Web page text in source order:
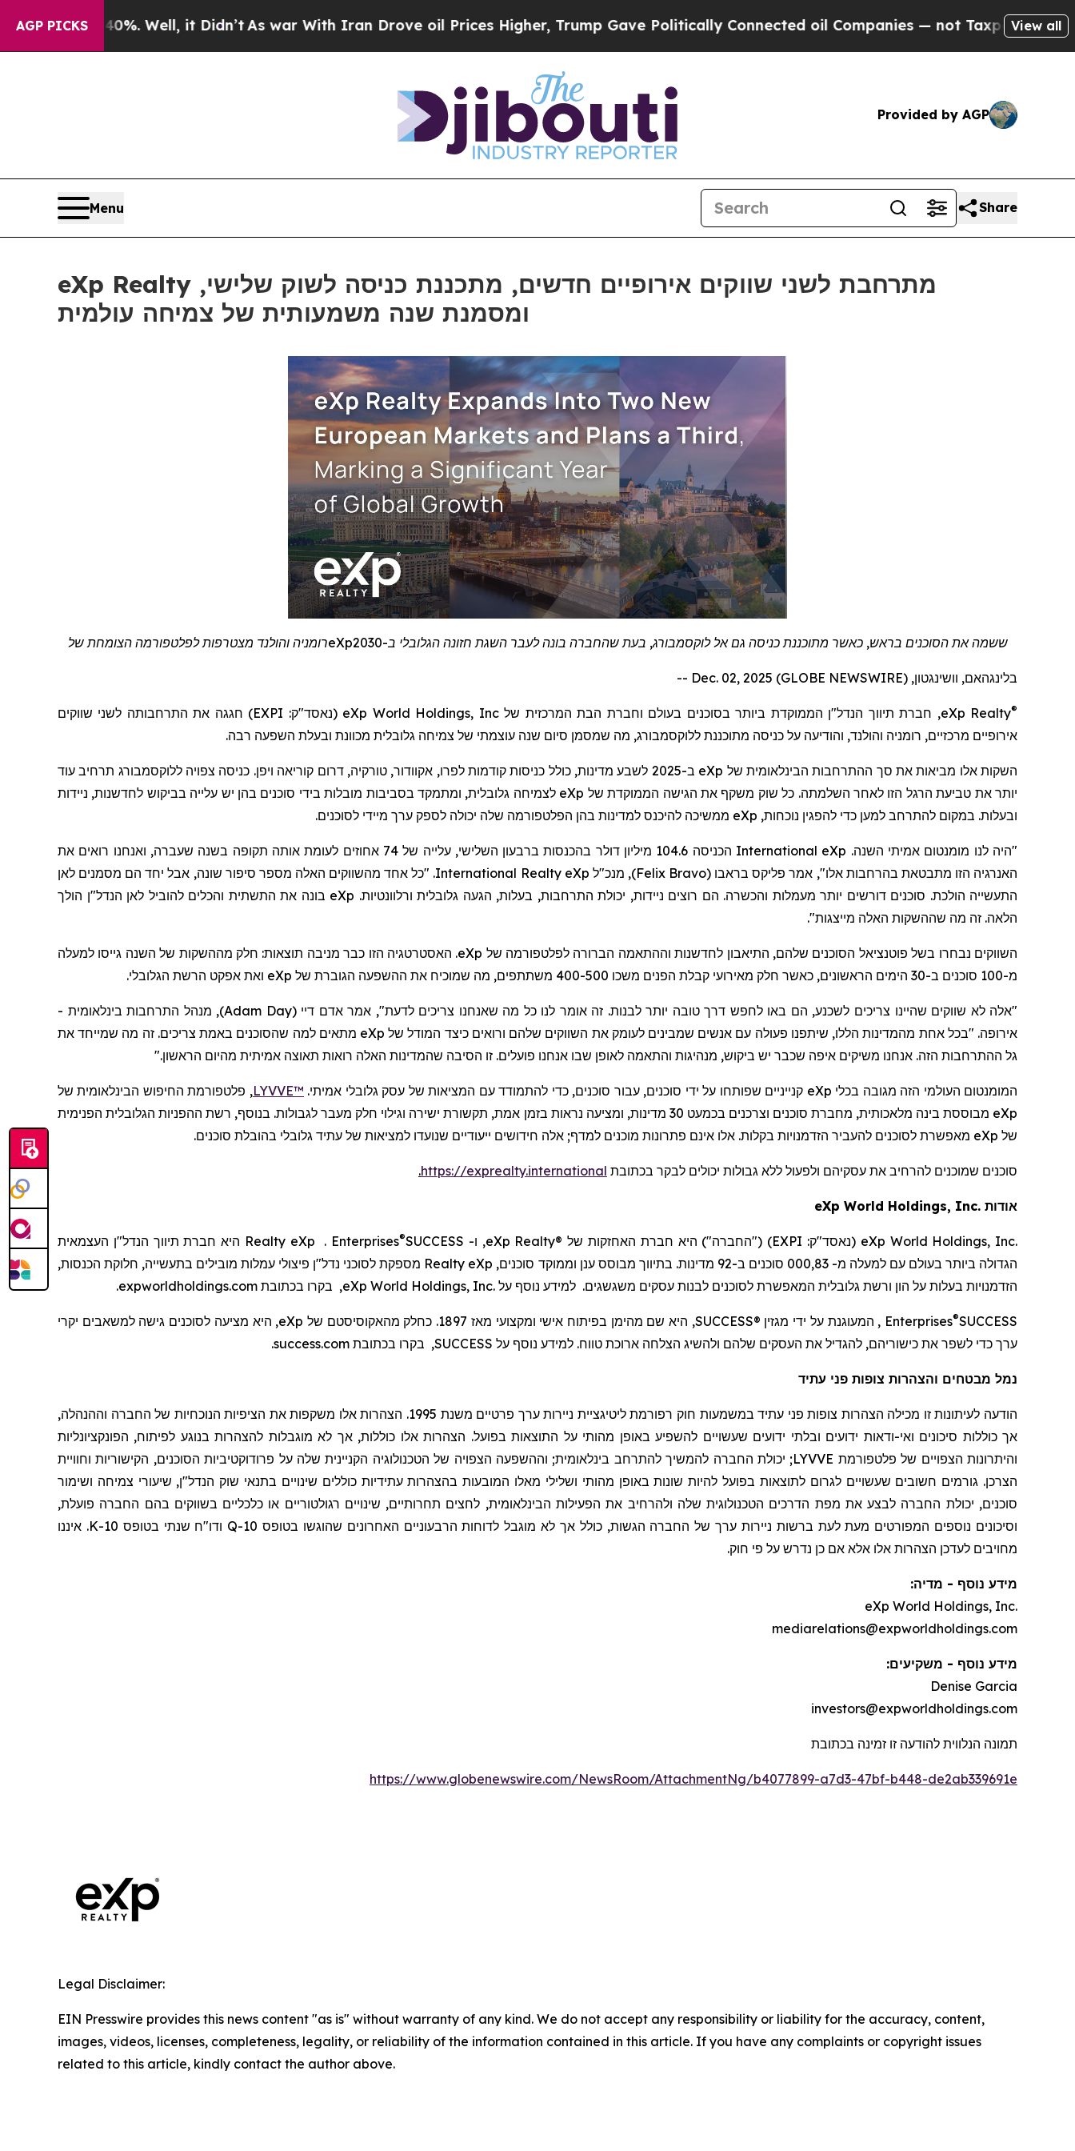
AGP PICKS
40%. Well, it Didn’tAs war With Iran Drove oil Prices Higher, Trump Gave Politically Connected oil Companies — not Taxpayers — the Chance
View all
Provided by AGP
Menu Share
eXp Realty מתרחבת לשני שווקים אירופיים חדשים, מתכננת כניסה לשוק שלישי,
ומסמנת שנה משמעותית של צמיחה עולמית
רומניה והולנד מצטרפות לפלטפורמה הצומחת שלeXp ששמה את הסוכנים בראש, כאשר מתוכננת כניסה גם אל לוקסמבורג, בעת שהחברה בונה לעבר השגת חזונה הגלובלי ב-2030
בלינגהאם, וושינגטון, Dec. 02, 2025 (GLOBE NEWSWIRE) --
®
eXp Realty, חברת תיווך הנדל"ן הממוקדת ביותר בסוכנים בעולם וחברת הבת המרכזית שלeXp World Holdings, Inc (נאסד"ק: EXPI
) חגגה את התרחבותה לשני שווקים
אירופיים מרכזיים, רומניה והולנד, והודיעה על כניסה מתוכננת ללוקסמבורג, מה שמסמן סיום שנה עוצמתי של צמיחה גלובלית מכוונת ובעלת השפעה רבה.
השקות אלו מביאות את סך ההתרחבות הבינלאומית של eXp
ב-2025 לשבע מדינות, כולל כניסות קודמות לפרו, אקוודור, טורקיה, דרום קוריאה ויפן. כניסה צפויה ללוקסמבורג תרחיב עוד
יותר את טביעת הרגל הזו לאחר השלמתה. כל שוק משקף את הגישה הממוקדת של eXp לצמיחה גלובלית, ומתמקד בסביבות מובלות בידי סוכנים בהן יש עלייה בביקוש לחדשנות, ניידות
ובעלות. במקום להתרחב למען כדי להפגין נוכחות, eXp ממשיכה להיכנס למדינות בהן הפלטפורמה שלה יכולה לספק ערך מיידי לסוכנים.
"היה לנו מומנטום אמיתי השנה. eXp
International
הכניסה 104.6 מיליון דולר בהכנסות ברבעון השלישי, עלייה של 74 אחוזים לעומת אותה תקופה בשנה שעברה, ואנחנו רואים את
האנרגיה הזו מתבטאת בהרחבות אלו", אמר פליקס בראבו (
Felix Bravo
), מנכ"ל eXp
Realty
International. "כל אחד מהשווקים האלה מספר סיפור שונה, אבל יחד הם מסמנים לאן
התעשייה הולכת. סוכנים דורשים יותר מעמלות והכשרה. הם רוצים ניידות, יכולת התרחבות, בעלות, הגעה גלובלית ורלוונטיות. eXp בונה את התשתית והכלים להוביל לאן הנדל"ן הולך
הלאה. זה מה שההשקות האלה מייצגות".
השווקים נבחרו בשל פוטנציאל הסוכנים שלהם, התיאבון לחדשנות וההתאמה הברורה לפלטפורמה של eXp. האסטרטגיה הזו כבר מניבה תוצאות: חלק מההשקות של השנה גייסו למעלה
מ-100
סוכנים ב-30 הימים הראשונים, כאשר חלק מאירועי קבלת הפנים משכו 400-500 משתתפים, מה שמוכיח את ההשפעה הגוברת של eXp ואת אפקט הרשת הגלובלי.
"אלה לא שווקים שהיינו צריכים לשכנע, הם באו לחפש דרך טובה יותר לבנות. זה אומר לנו כל מה שאנחנו צריכים לדעת", אמר אדם דיי (
Adam Day
)
, מנהל התרחבות בינלאומית -
אירופה. "בכל אחת מהמדינות הללו, שיתפנו פעולה עם אנשים שמבינים לעומק את השווקים שלהם ורואים כיצד המודל של eXp מתאים למה שהסוכנים באמת צריכים. זה מה שמייחד את
גל ההתרחבות הזה. אנחנו משיקים איפה שכבר יש ביקוש, מנהיגות והתאמה לאופן שבו אנחנו פועלים. זו הסיבה שהמדינות האלה רואות תאוצה אמיתית מהיום הראשון."
המומנטום העולמי הזה מגובה בכלי eXp קנייניים שפותחו על ידי סוכנים, עבור סוכנים, כדי להתמודד עם המציאות של עסק גלובלי אמיתי. LYVVE™, פלטפורמת החיפוש הבינלאומית של
eXp
מבוססת בינה מלאכותית, מחברת סוכנים וצרכנים בכמעט 30 מדינות, ומציעה נראות בזמן אמת, תקשורת ישירה וגילוי חלק מעבר לגבולות. בנוסף, רשת ההפניות הגלובלית הפנימית
של eXp מאפשרת לסוכנים להעביר הזדמנויות בקלות. אלו אינם פתרונות מוכנים למדף; אלה חידושים ייעודיים שנועדו למציאות של עתיד גלובלי בהובלת סוכנים.
סוכנים שמוכנים להרחיב את עסקיהם ולפעול ללא גבולות יכולים לבקר בכתובת https://exprealty.international
.
אודות eXp World Holdings, Inc.
eXp World Holdings, Inc. (נאסד"ק: EXPI) ("החברה") היא חברת האחזקות של eXp Realty®, ו- SUCCESS
®
Enterprises
.
eXp
Realty היא חברת תיווך הנדל"ן העצמאית
הגדולה ביותר בעולם עםלמעלה מ- 83,000 סוכנים ב- 29 מדינות . בתיווך מבוסס ענן וממוקד סוכנים, eXp
Realty מספקת לסוכני נדל"ן פיצולי עמלות מובילים בתעשייה, חלוקת הכנסות,
הזדמנויות בעלות על הון ורשת גלובלית המאפשרת לסוכנים לבנות עסקים משגשגים. למידע נוסף על eXp World Holdings, Inc., בקרו בכתובת expworldholdings.com
.
SUCCESS
®
Enterprises , המעוגנת על ידי מגזין SUCCESS®, היא שם מהימן בפיתוח אישי ומקצועי מאז 1897. כחלק מהאקוסיסטם של eXp, היא מציעה לסוכנים גישה למשאבים יקרי
ערך כדי לשפר את כישוריהם, להגדיל את העסקים שלהם ולהשיג הצלחה ארוכת טווח. למידע נוסף על SUCCESS, בקרו בכתובת success.com
.
נמל מבטחים והצהרות צופות פני עתיד
הודעה לעיתונות זו מכילה הצהרות צופות פני עתיד במשמעות חוק רפורמתליטיגציית
ניירות ערך פרטיים משנת 1995. הצהרות אלו משקפות את הציפיות הנוכחיות של החברה וההנהלה,
אך כוללות סיכונים ואי-ודאות ידועים ובלתי ידועים שעשויים להשפיע באופן מהותי על התוצאות בפועל. הצהרות אלו כוללות, אך לא מוגבלות להצהרות בנוגע לפיתוח, הפונקציונליות
והיתרונות הצפויים של פלטפורמת LYVVE; יכולת החברה להמשיך להתרחב בינלאומית; וההשפעה הצפויה של הטכנולוגיה הקניינית שלה על פרודוקטיביות הסוכנים, הקישוריות וחוויית
הצרכן. גורמים חשובים שעשויים לגרום לתוצאות בפועל להיות שונות באופן מהותי ושלילי מאלו המובעות בהצהרות עתידיות כוללים שינויים בתנאי שוק הנדל"ן, שיעורי צמיחה ושימור
סוכנים, יכולת החברה לבצע את מפת הדרכים הטכנולוגית שלה ולהרחיב את הפעילות הבינלאומית, לחצים תחרותיים, שינויים רגולטוריים או כלכליים בשווקים בהם החברה פועלת,
וסיכונים נוספים המפורטים מעת לעת ברשות ניירות ערך של החברה הגשות, כולל אך לא מוגבל לדוחות הרבעוניים האחרונים שהוגשו בטופס 10-Q ודו
"
ח שנתי בטופס 10-K. איננו
מחויבים לעדכן הצהרות אלו אלא אם כן נדרש על פי חוק.
מידע נוסף - מדיה:
eXp World Holdings, Inc.
mediarelations@expworldholdings.com
מידע נוסף - משקיעים:
Denise Garcia
investors@expworldholdings.com
תמונה הנלווית להודעה זו זמינה בכתובת
https://www.globenewswire.com/NewsRoom/AttachmentNg/b4077899-a7d3-47bf-b448-de2ab339691e
Legal Disclaimer:
EIN Presswire provides this news content "as is" without warranty of any kind. We do not accept any responsibility or liability for the accuracy, content,
images, videos, licenses, completeness, legality, or reliability of the information contained in this article. If you have any complaints or copyright issues
related to this article, kindly contact the author above.